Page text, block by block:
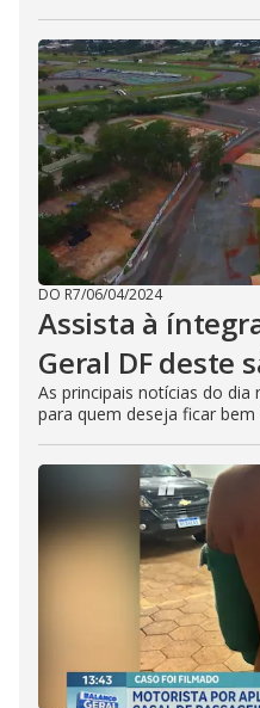
DO R7/06/04/2024
Assista à
Geral DF deste
As principais notícias do
para quem deseja ficar